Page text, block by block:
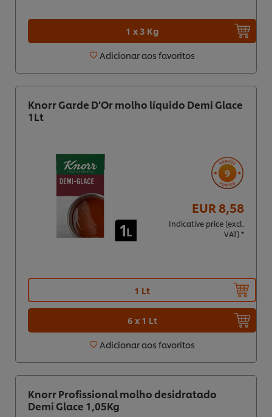
1 x 3 Kg
Adicionar aos favoritos
Knorr Garde D’Or molho líquido Demi Glace
1Lt
9
Indicative price (excl.
VAT) *
EUR 8,58
1 Lt
6 x 1 Lt
Adicionar aos favoritos
Knorr Profissional molho desidratado
Demi Glace 1,05Kg